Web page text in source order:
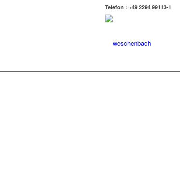
Telefon : +49 2294 99113-1